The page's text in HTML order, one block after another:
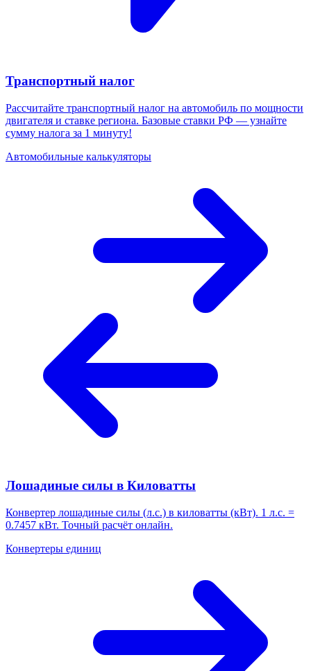
Транспортный налог
Рассчитайте транспортный налог на автомобиль по мощности
двигателя и ставке региона. Базовые ставки РФ — узнайте
сумму налога за 1 минуту!
Автомобильные калькуляторы
Лошадиные силы в Киловатты
Конвертер лошадиные силы (л.с.) в киловатты (кВт). 1 л.с. =
0.7457 кВт. Точный расчёт онлайн.
Конвертеры единиц